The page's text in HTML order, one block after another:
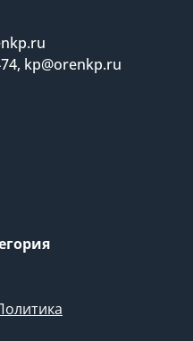
kp@orenkp.ru